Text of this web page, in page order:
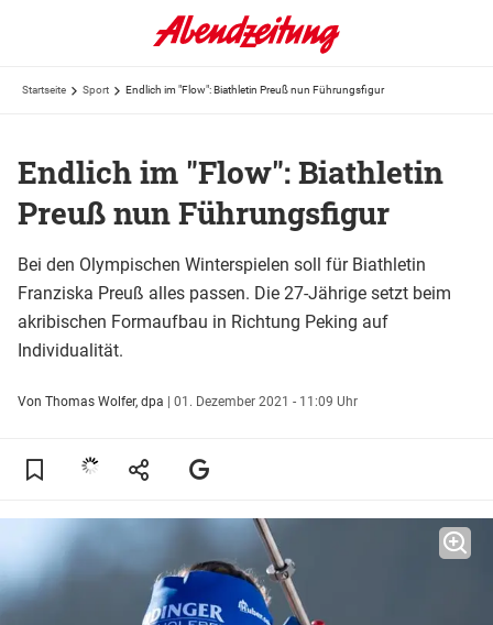
Startseite Sport Endlich im "Flow": Biathletin Preuß nun Führungsfigur
Endlich im "Flow": Biathletin
Preuß nun Führungsfigur
Bei den Olympischen Winterspielen soll für Biathletin
Franziska Preuß alles passen. Die 27-Jährige setzt beim
akribischen Formaufbau in Richtung Peking auf
Individualität.
Von Thomas Wolfer, dpa | 01. Dezember 2021 - 11:09 Uhr